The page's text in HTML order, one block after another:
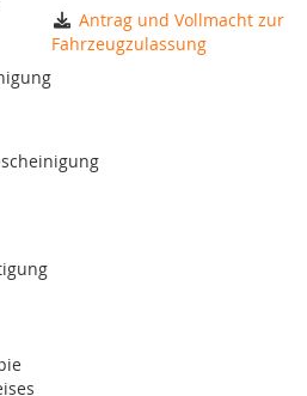
Antrag und Vollmacht zur
Fahrzeugzulassung